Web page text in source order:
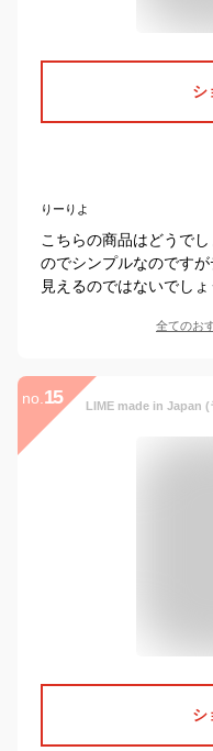
シ
りーりよ
こちらの商品はどうで
のでシンプルなのです
見えるのではないでしょ
全てのお
no. 15
シ